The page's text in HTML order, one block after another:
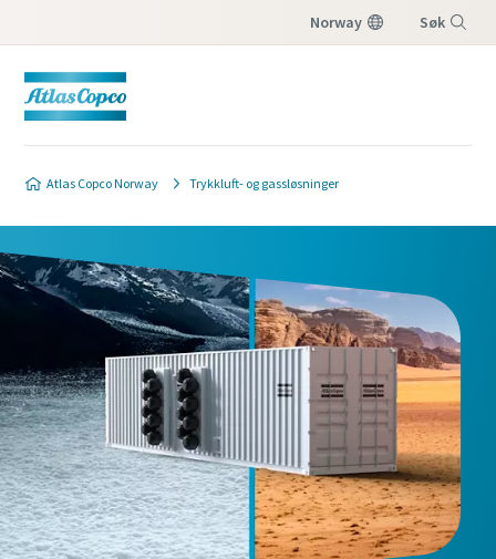
Norway Søk
Atlas Copco Norway Trykkluft- og gassløsninger